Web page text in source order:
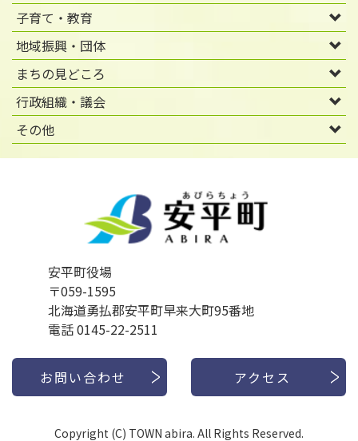
子育て・教育
地域振興・団体
まちの見どころ
行政組織・議会
その他
安平町役場
〒059-1595
北海道勇払郡安平町早来大町95番地
電話 0145-22-2511
お問い合わせ アクセス
Copyright (C) TOWN abira. All Rights Reserved.